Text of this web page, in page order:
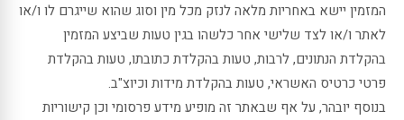
המזמין יישא באחריות מלאה לנזק מכל מין וסוג שהוא שייגרם לו ו/או
לאתר ו/או לצד שלישי אחר כלשהו בגין טעות שביצע המזמין
בהקלדת הנתונים, לרבות, טעות בהקלדת כתובתו, טעות בהקלדת
פרטי כרטיס האשראי, טעות בהקלדת מידות וכיוצ"ב.
בנוסף יובהר, על אף שבאתר זה מופיע מידע פרסומי וכן קישוריות